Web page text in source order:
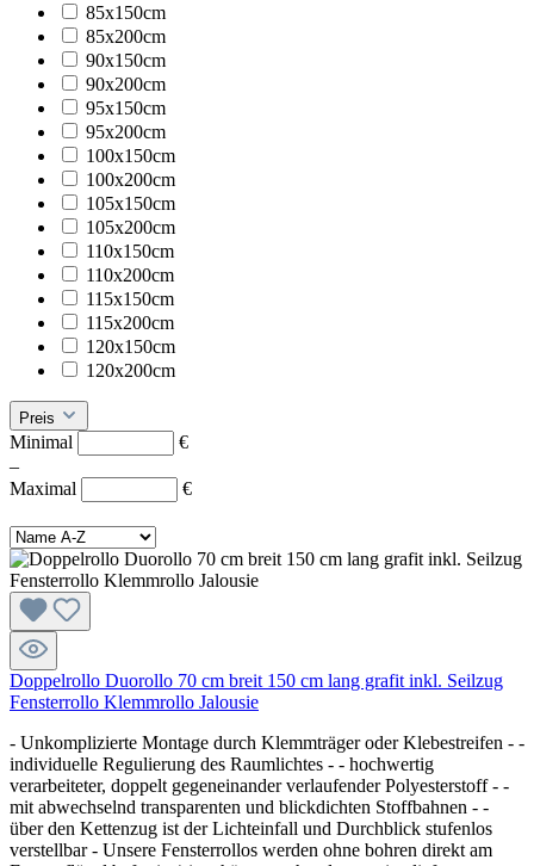
85x150cm
85x200cm
90x150cm
90x200cm
95x150cm
95x200cm
100x150cm
100x200cm
105x150cm
105x200cm
110x150cm
110x200cm
115x150cm
115x200cm
120x150cm
120x200cm
Preis
Minimal
€
–
Maximal
€
Doppelrollo Duorollo 70 cm breit 150 cm lang grafit inkl. Seilzug
Fensterrollo Klemmrollo Jalousie
- Unkomplizierte Montage durch Klemmträger oder Klebestreifen - -
individuelle Regulierung des Raumlichtes - - hochwertig
verarbeiteter, doppelt gegeneinander verlaufender Polyesterstoff - -
mit abwechselnd transparenten und blickdichten Stoffbahnen - -
über den Kettenzug ist der Lichteinfall und Durchblick stufenlos
verstellbar - Unsere Fensterrollos werden ohne bohren direkt am